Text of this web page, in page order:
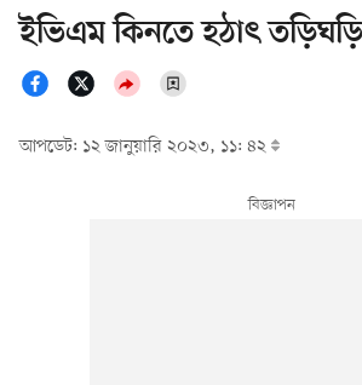
ইভিএম কিনতে হঠাৎ
আপডেট: ১২ জানুয়ারি ২০২৩, ১১: ৪২